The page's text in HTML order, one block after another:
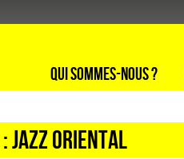
Qui sommes-nous ?
JAZZ ORIENTAL